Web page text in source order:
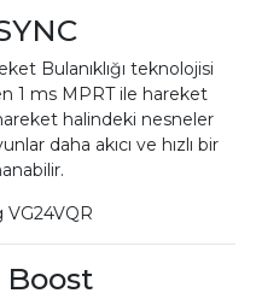
Bulanıklığı teknolojisi
1 ms MPRT ile hareket
halindeki nesneler
daha akıcı ve hızlı bir